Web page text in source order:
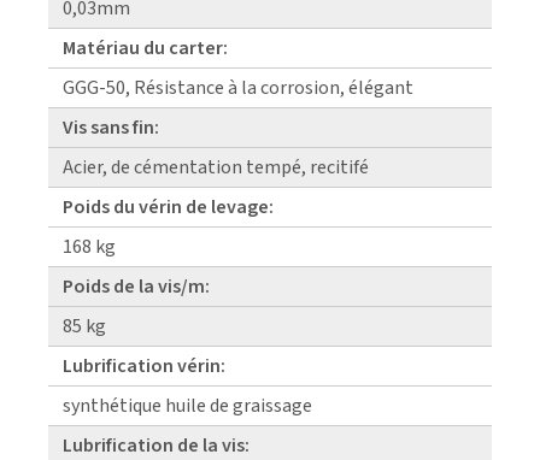
0,03mm
Matériau du carter:
GGG-50, Résistance à la corrosion, élégant
Vis sans fin:
Acier, de cémentation tempé, recitifé
Poids du vérin de levage:
168 kg
Poids de la vis/m:
85 kg
Lubrification vérin:
synthétique huile de graissage
Lubrification de la vis: